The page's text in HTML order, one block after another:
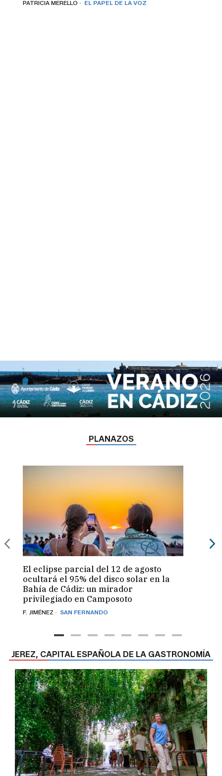
PATRICIA MERELLO · EL PAPEL DE LA VOZ
PLANAZOS
El eclipse parcial del 12 de agosto
ocultará el 95% del disco solar en la
Bahía de Cádiz: un mirador
privilegiado en Camposoto
F. JIMÉNEZ · SAN FERNANDO
JEREZ, CAPITAL ESPAÑOLA DE LA GASTRONOMÍA